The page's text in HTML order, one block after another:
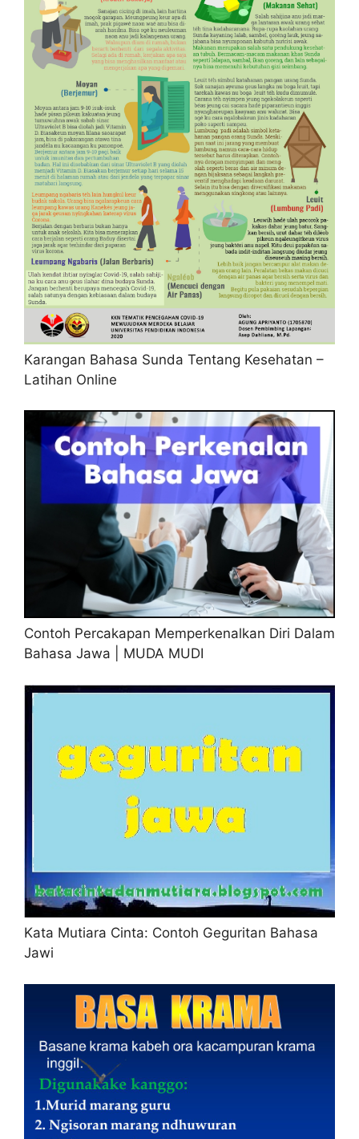
Karangan Bahasa Sunda Tentang Kesehatan –
Latihan Online
Contoh Percakapan Memperkenalkan Diri Dalam
Bahasa Jawa | MUDA MUDI
Kata Mutiara Cinta: Contoh Geguritan Bahasa
Jawi